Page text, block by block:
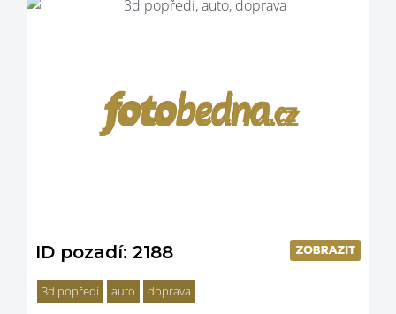
ID pozadí: 2188
3d popředí auto doprava